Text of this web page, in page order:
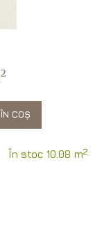
2
COȘ
În stoc 10.08 m2